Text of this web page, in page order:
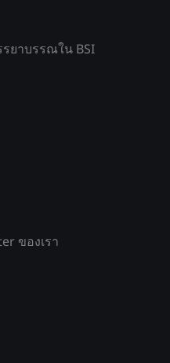
ยาบรรณใน BSI
ของเรา